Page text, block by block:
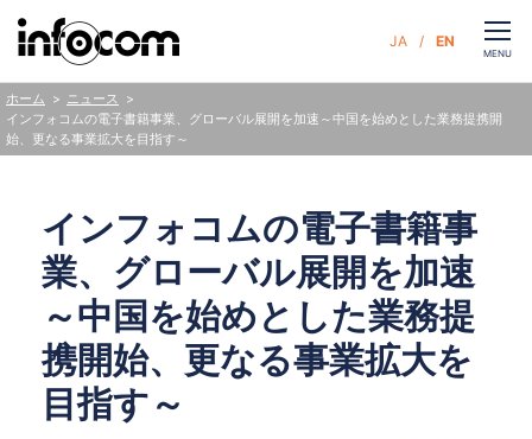
CLOSE
MENU
ニュース
インフォコムの電子書籍事業、グローバル展開を加速～中国を始めとした業務提携開
始、更なる事業拡大を目指す～
インフォコムの電子書籍事
業、グローバル展開を加速
～中国を始めとした業務提
携開始、更なる事業拡大を
目指す～
JA EN
ホーム
企業情報
サステナビリティ
ニュース
人財・採用